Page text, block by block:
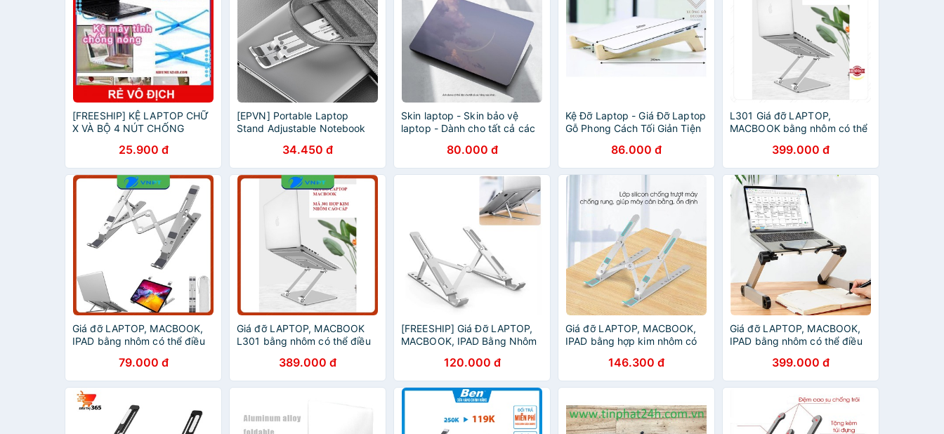
[FREESHIP] KỆ LAPTOP CHỮ
X VÀ BỘ 4 NÚT CHỐNG
25.900 đ
[EPVN] Portable Laptop
Stand Adjustable Notebook
Holder Base {EP}
34.450 đ
Skin laptop - Skin bảo vệ
laptop - Dành cho tất cả các
80.000 đ
Kệ Đỡ Laptop - Giá Đỡ Laptop
Gỗ Phong Cách Tối Giản Tiện
86.000 đ
L301 Giá đỡ LAPTOP,
MACBOOK bằng nhôm có thể
tản nhiệt laptop, đế kê laptop
nhôm
399.000 đ
Giá đỡ LAPTOP, MACBOOK,
IPAD bằng nhôm có thể điều
nhiệt laptop, đế kê laptop
nhôm
79.000 đ
Giá đỡ LAPTOP, MACBOOK
L301 bằng nhôm có thể điều
nhiệt laptop, đế kê laptop
nhôm
389.000 đ
[FREESHIP] Giá Đỡ LAPTOP,
MACBOOK, IPAD Bằng Nhôm
Cao, Đế Tản Nhiệt Laptop, Đế
Kê Laptop Nhôm.
120.000 đ
Giá đỡ LAPTOP, MACBOOK,
IPAD bằng hợp kim nhôm có
đế tản nhiệt laptop, đế kê
laptop
146.300 đ
Giá đỡ LAPTOP, MACBOOK,
IPAD bằng nhôm có thể điều
nhiệt laptop, đế kê laptop
nhôm + nhựa
399.000 đ